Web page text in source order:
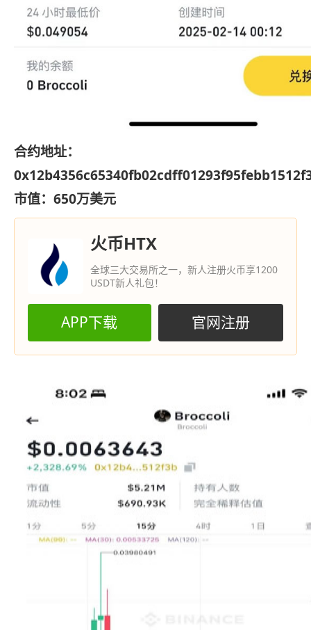
合约地址：
市值：650万美元
火币HTX
全球三大交易所之一，新人注册火币享1200
USDT新人礼包！
APP下载 官网注册